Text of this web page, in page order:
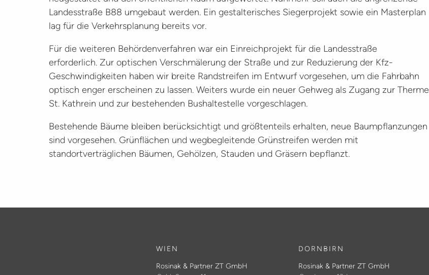
Landesstraße B88 umgebaut werden. Ein gestalterisches Siegerprojekt sowie ein Masterplan
lag für die Verkehrsplanung bereits vor.
Für die weiteren Behördenverfahren war ein Einreichprojekt für die Landesstraße
erforderlich. Zur optischen Verschmälerung der Straße und zur Reduzierung der Kfz-
Geschwindigkeiten haben wir breite Randstreifen im Entwurf vorgesehen, um die Fahrbahn
optisch enger erscheinen zu lassen. Weiters wurde ein neuer Gehweg als Zugang zur Therme
St. Kathrein und zur bestehenden Bushaltestelle vorgeschlagen.
Bestehende Bäume bleiben berücksichtigt und größtenteils erhalten, neue Baumpflanzungen
sind vorgesehen. Grünflächen und wegbegleitende Grünstreifen werden mit
standortverträglichen Bäumen, Gehölzen, Stauden und Gräsern bepflanzt.
WIEN
Rosinak & Partner ZT GmbH
DORNBIRN
Rosinak & Partner ZT GmbH